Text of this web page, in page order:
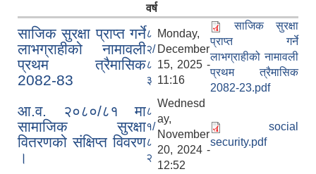
वर्ष
साजिक सुरक्षा प्राप्त गर्ने
लाभग्राहीको नामावली
प्रथम त्रैमासिक
2082-83
८
२/
८
३
Monday,
December
15, 2025 -
11:16
साजिक सुरक्षा
प्राप्त गर्ने
लाभग्राहीको नामावली
प्रथम त्रैमासिक
2082-23.pdf
आ.व. २०८०/८१ मा
सामाजिक सुरक्षा
वितरणको संक्षिप्त विवरण
।
८
१/
८
२
Wednesd
ay,
November
20, 2024 -
12:52
social
security.pdf